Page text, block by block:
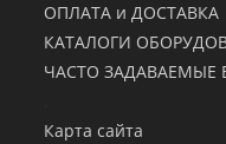
ОПЛАТА и ДОСТАВКА
КАТАЛОГИ
ЧАСТО ЗАДАВАЕМЫЕ
Карта сайта